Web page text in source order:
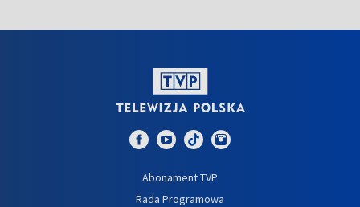
Abonament TVP
Rada Programowa